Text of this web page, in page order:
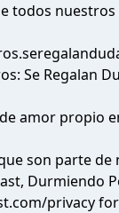
todos
Se Regalan
amor propio
son parte
, Durmiendo
privacy